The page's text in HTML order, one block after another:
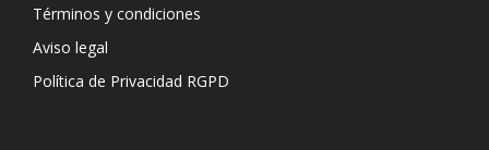
Términos y condiciones
Aviso legal
Política de Privacidad RGPD